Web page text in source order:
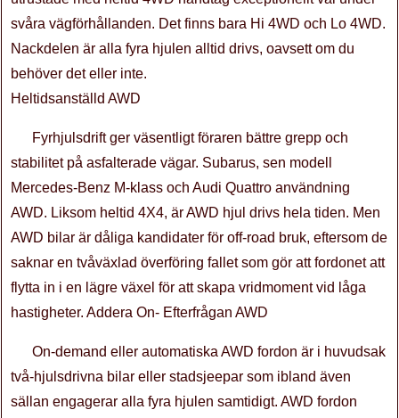
svåra vägförhållanden. Det finns bara Hi 4WD och Lo 4WD.
Nackdelen är alla fyra hjulen alltid drivs, oavsett om du
behöver det eller inte.
Heltidsanställd AWD
Fyrhjulsdrift ger väsentligt föraren bättre grepp och
stabilitet på asfalterade vägar. Subarus, sen modell
Mercedes-Benz M-klass och Audi Quattro användning
AWD. Liksom heltid 4X4, är AWD hjul drivs hela tiden. Men
AWD bilar är dåliga kandidater för off-road bruk, eftersom de
saknar en tvåväxlad överföring fallet som gör att fordonet att
flytta in i en lägre växel för att skapa vridmoment vid låga
hastigheter. Addera On- Efterfrågan AWD
On-demand eller automatiska AWD fordon är i huvudsak
två-hjulsdrivna bilar eller stadsjeepar som ibland även
sällan engagerar alla fyra hjulen samtidigt. AWD fordon